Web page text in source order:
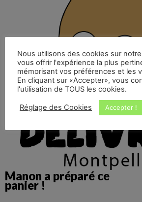
Manon a préparé ce
panier !
Nous utilisons des cookies sur
vous offrir l'expérience la plus
mémorisant vos préférences et les
En cliquant sur «Accepter», vous
l'utilisation de TOUS les cookies.
Réglage des Cookies Accepter !